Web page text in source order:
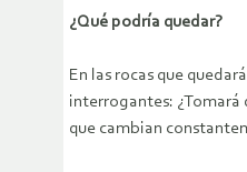
¿Qué podría quedar?
En las rocas que
interrogantes: ¿Tomará
que cambian